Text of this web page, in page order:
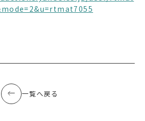
一覧へ戻る